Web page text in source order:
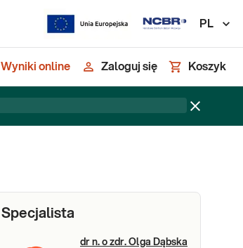
PL
Wyniki online Zaloguj się Koszyk
Specjalista
dr n. o zdr. Olga Dąbska